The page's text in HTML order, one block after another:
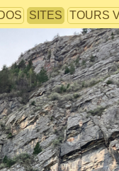
SITES TOURS